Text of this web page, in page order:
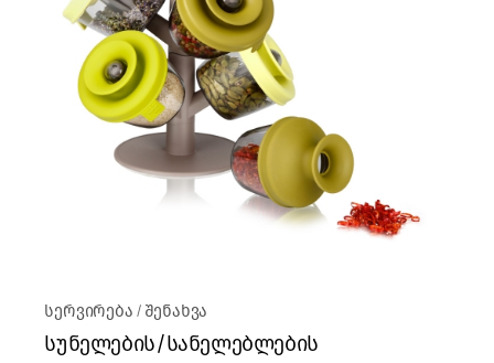
სერვირება შენახვა
სუნელების/სანელებლების